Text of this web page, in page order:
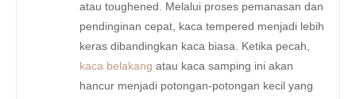
atau toughened. Melalui proses pemanasan dan
pendinginan cepat, kaca tempered menjadi lebih
keras dibandingkan kaca biasa. Ketika pecah,
kaca belakang atau kaca samping ini akan
hancur menjadi potongan-potongan kecil yang